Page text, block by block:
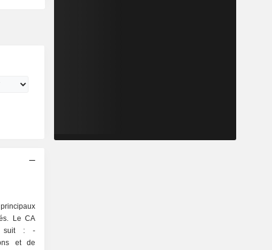
Le CA
suit : -
et de